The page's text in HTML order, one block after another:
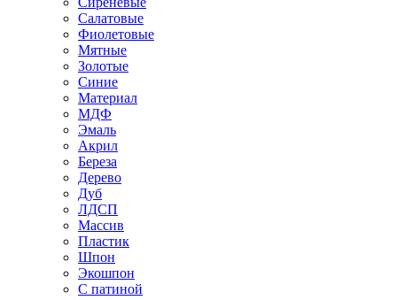
Салатовые
Фиолетовые
Мятные
Золотые
Синие
Материал
МДФ
Эмаль
Акрил
Береза
Дерево
Дуб
ЛДСП
Массив
Пластик
Шпон
Экошпон
С патиной